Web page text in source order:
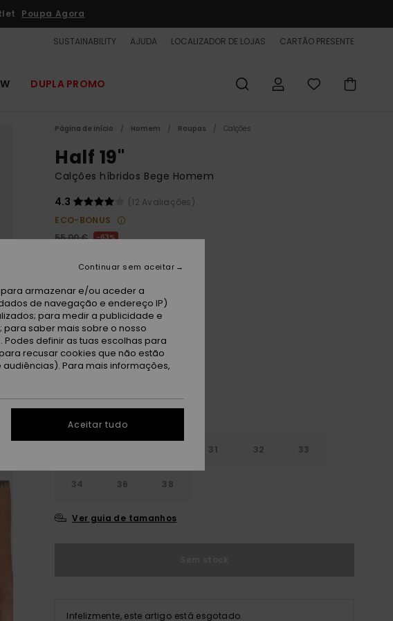
Poupa Agora
SUSTAINABILITY AJUDA LOCALIZADOR DE LOJAS CARTÃO PRESENTE
DUPLA PROMO
Página de início Homem Roupas Calções
Half 19"
Calções híbridos Bege Homem
4.3
(12 Avaliações)
ECO-BONUS
55,00 €
63%
DUPLA PROMO 25% EXTRA
CorAloe Butancamo
31 32 33
34 36 38
Ver guia de tamanhos
Infelizmente, este artigo está esgotado.
armazenar e/ou aceder a
de navegação e endereço IP)
para medir a publicidade e
saber mais sobre o nosso
definir as tuas escolhas para
recusar cookies que não estão
Para mais informações,
Continuar sem aceitar
Aceitar tudo